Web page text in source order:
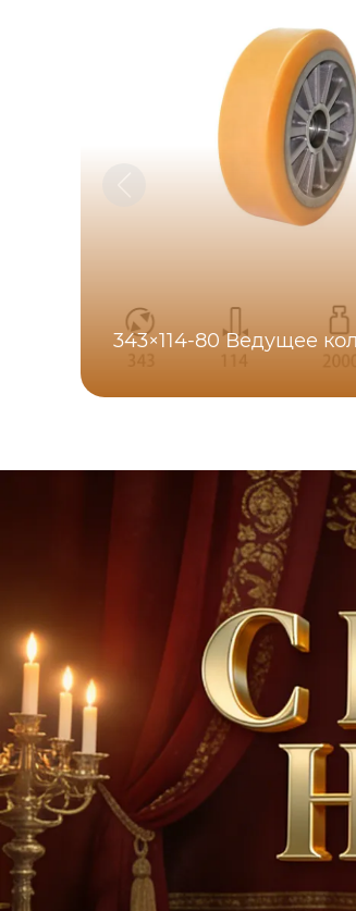
343×114-80 Ведущее